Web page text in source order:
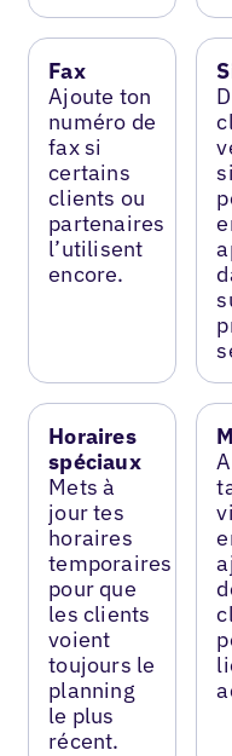
Fax
Ajoute ton
numéro de
fax si
certains
clients ou
partenaires
l’utilisent
encore.
Horaires
spéciaux
Mets à
jour tes
horaires
temporaires
pour que
les clients
voient
toujours le
planning
le plus
récent.